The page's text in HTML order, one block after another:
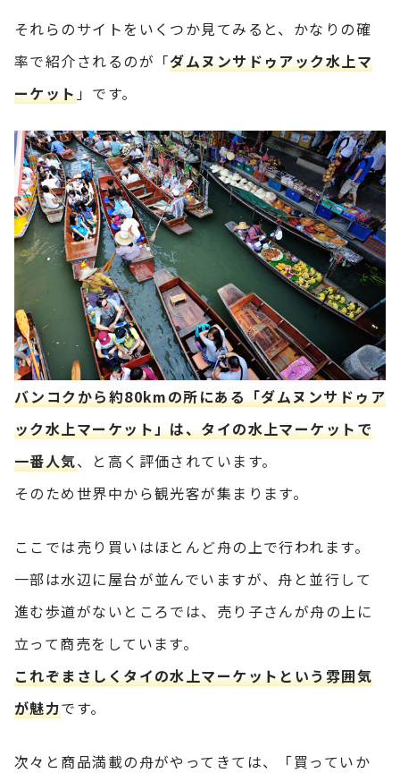
それらのサイトをいくつか見てみると、かなりの確
率で紹介されるのが「ダムヌンサドゥアック水上マ
ーケット」です。
バンコクから約80kmの所にある「ダムヌンサドゥア
ック水上マーケット」は、タイの水上マーケットで
一番人気、と高く評価されています。
そのため世界中から観光客が集まります。
ここでは売り買いはほとんど舟の上で行われます。
一部は水辺に屋台が並んでいますが、舟と並行して
進む歩道がないところでは、売り子さんが舟の上に
立って商売をしています。
これぞまさしくタイの水上マーケットという雰囲気
が魅力です。
次々と商品満載の舟がやってきては、「買っていか